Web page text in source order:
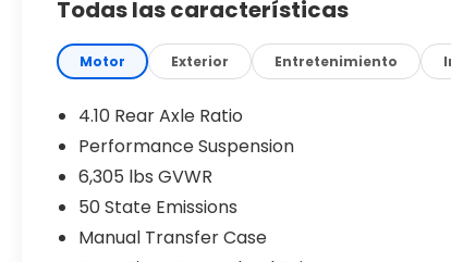
Equipped with a host of advanced features,
Beam Headlamp Control, and the Uconnect
display, the 2026 Gladiator Shadow Ops
The Shadow Ops package further enhances
tailgate decals, as well as a MOPAR spray-in
LT285/70R17C BSW M/T tires, which
Whether tackling the trails or navigating the
Todas las características
Motor Exterior Entretenimiento
4.10 Rear Axle Ratio
Performance Suspension
6,305 lbs GVWR
50 State Emissions
Manual Transfer Case